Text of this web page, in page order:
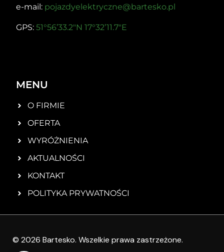
e-mail: pojazdyelektryczne@bartesko.pl
GPS: 51°56’33.2″N 17°32’11.7″E
MENU
O FIRMIE
OFERTA
WYRÓŻNIENIA
AKTUALNOŚCI
KONTAKT
POLITYKA PRYWATNOŚCI
© 2026 Bartesko. Wszelkie prawa zastrzeżone.